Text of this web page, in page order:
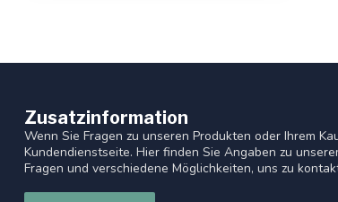
Zusatzinformation
Wenn Sie Fragen zu unseren Produkten oder Ihrem
Kundendienstseite. Hier finden Sie Angaben zu
Fragen und verschiedene Möglichkeiten, uns zu